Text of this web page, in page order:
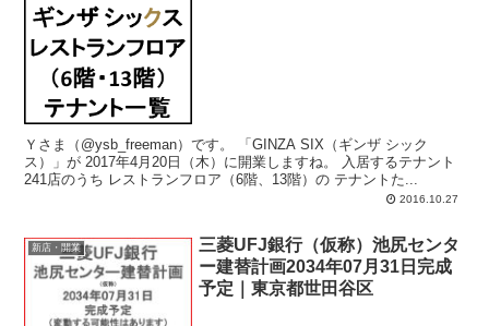
Ｙさま（@ysb_freeman）です。 「GINZA SIX（ギンザ シック
ス）」が 2017年4月20日（木）に開業しますね。 入居するテナント
241店のうち レストランフロア（6階、13階）の テナントた...
2016.10.27
新店・開業
三菱UFJ銀行（仮称）池尻センタ
ー建替計画2034年07月31日完成
予定｜東京都世田谷区